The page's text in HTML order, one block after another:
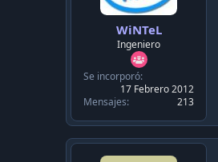
WiNTeL
Ingeniero
Se incorporó
17 Febrero 2012
Mensajes
213